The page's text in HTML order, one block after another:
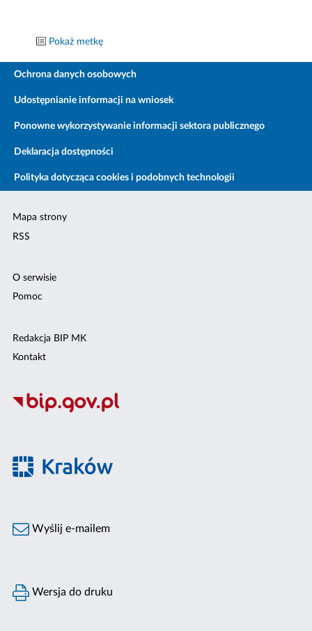
Pokaż metkę
Ochrona danych osobowych
Udostępnianie informacji na wniosek
Ponowne wykorzystywanie informacji sektora publicznego
Deklaracja dostępności
Polityka dotycząca cookies i podobnych technologii
Mapa strony
RSS
O serwisie
Pomoc
Redakcja BIP MK
Kontakt
Wyślij e-mailem
Wersja do druku